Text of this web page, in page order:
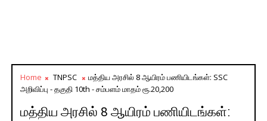
Home TNPSC
மத்திய அரசில் 8 ஆயிரம் பணியிடங்கள்: SSC
அறிவிப்பு - தகுதி 10th - சம்பளம் மாதம் ரூ.20,200
மத்திய அரசில் 8 ஆயிரம் பணியிடங்கள்: